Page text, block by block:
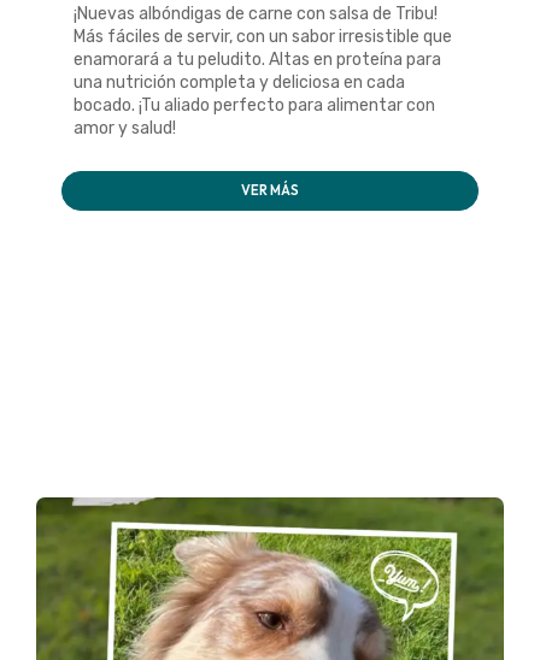
¡Nuevas albóndigas de carne con salsa de Tribu!
Más fáciles de servir, con un sabor irresistible que
enamorará a tu peludito. Altas en proteína para
una nutrición completa y deliciosa en cada
bocado. ¡Tu aliado perfecto para alimentar con
amor y salud!
VER MÁS